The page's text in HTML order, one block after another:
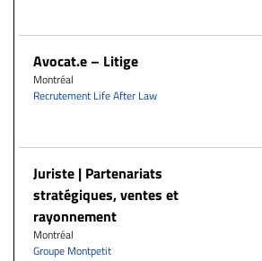
Avocat.e – Litige
Montréal
Recrutement Life After Law
Juriste | Partenariats
stratégiques, ventes et
rayonnement
Montréal
Groupe Montpetit